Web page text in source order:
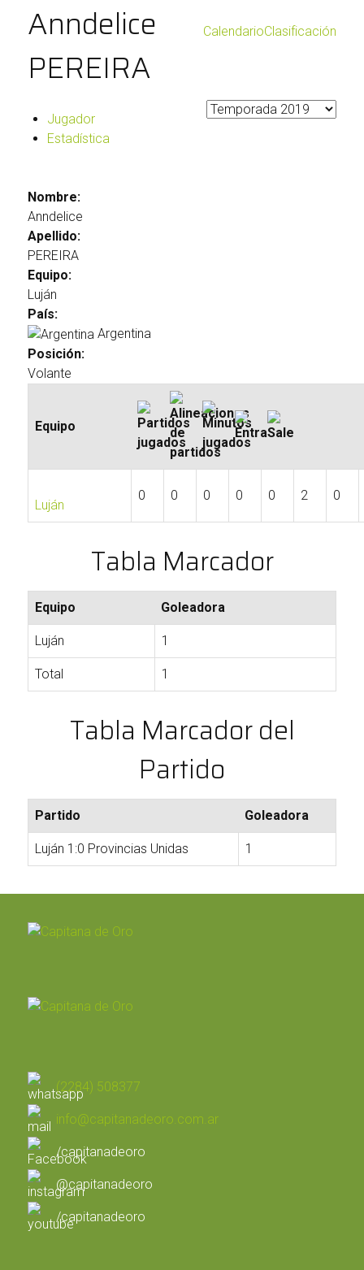
CalendarioClasificación
Anndelice
PEREIRA
Jugador
Estadística
Nombre:
Anndelice
Apellido:
PEREIRA
Equipo:
Luján
País:
Argentina
Posición:
Volante
Equipo
Luján
0 0 0 0 0 2 0
Tabla Marcador
Equipo Goleadora
Luján 1
Total 1
Tabla Marcador del
Partido
Partido Goleadora
Luján 1:0 Provincias Unidas 1
(2284) 508377
info@capitanadeoro.com.ar
/capitanadeoro
@capitanadeoro
/capitanadeoro